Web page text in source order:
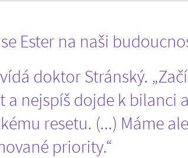
Ester na naši
doktor Stránský.
a nejspíš dojde k bilanci
resetu. (...) Máme ale
priority.“